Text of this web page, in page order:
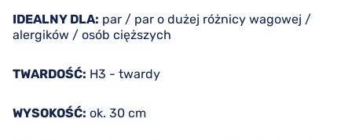
IDEALNY DLA: par / par o dużej różnicy wagowej /
alergików / osób cięższych
TWARDOŚĆ: H3 - twardy
WYSOKOŚĆ: ok. 30 cm